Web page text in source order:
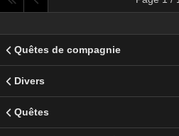
Quêtes de compagnie
Divers
Quêtes